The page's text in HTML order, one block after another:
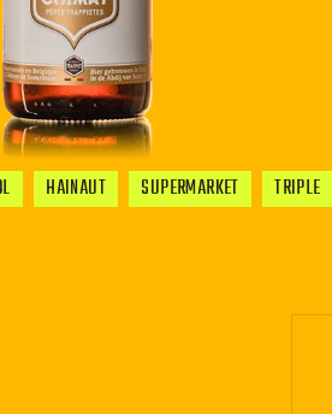
HAINAUT SUPERMARKET TRIPLE